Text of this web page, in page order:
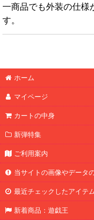
一商品でも外装の仕様
す。
ホーム
マイページ
カートの中身
新弾特集
ご利用案内
当サイトの画像やデータ
最近チェックしたアイテム
新着商品：遊戯王